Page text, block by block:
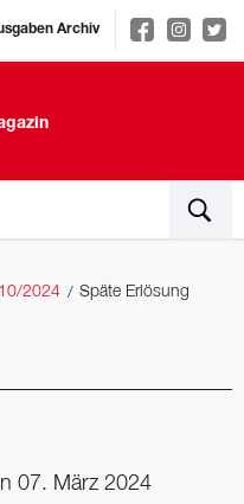
Archiv
2024 Späte Erlösung
07. März 2024